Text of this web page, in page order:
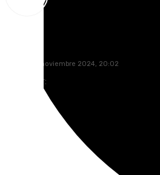
martes, 12 noviembre 2024, 20:02
Compartir: